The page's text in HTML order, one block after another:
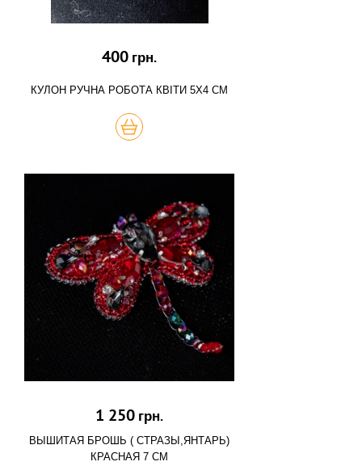
400 грн.
КУЛОН РУЧНА РОБОТА КВІТИ 5Х4 СМ
КУПИТЬ
1 250 грн.
ВЫШИТАЯ БРОШЬ ( СТРАЗЫ,ЯНТАРЬ)
КРАСНАЯ 7 СМ